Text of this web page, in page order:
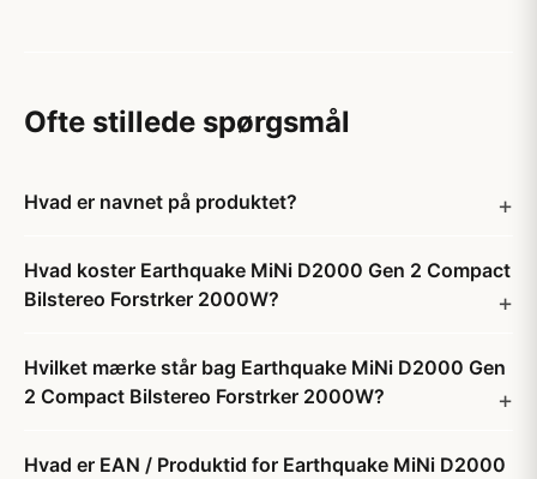
Ofte stillede spørgsmål
Hvad er navnet på produktet?
Hvad koster Earthquake MiNi D2000 Gen 2 Compact
Bilstereo Forstrker 2000W?
Hvilket mærke står bag Earthquake MiNi D2000 Gen
2 Compact Bilstereo Forstrker 2000W?
Hvad er EAN / Produktid for Earthquake MiNi D2000